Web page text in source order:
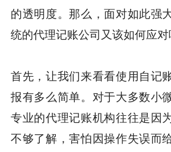
的透明度。那么，面对如此强
统的代理记账公司又该如何应对
首先，让我们来看看使用自记
报有多么简单。对于大多数小
专业的代理记账机构往往是因
不够了解，害怕因操作失误而